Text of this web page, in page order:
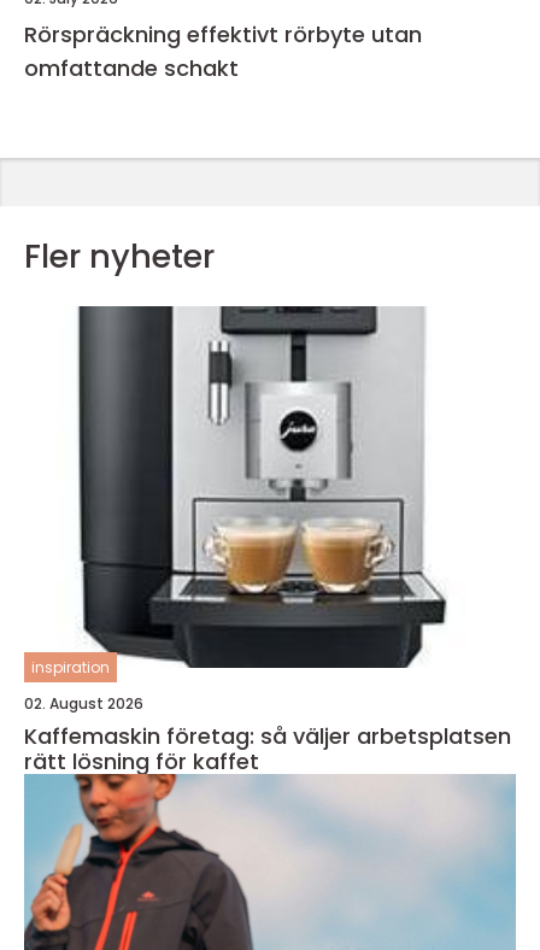
Rörspräckning effektivt rörbyte utan
omfattande schakt
Fler nyheter
inspiration
02. August 2026
Kaffemaskin företag: så väljer arbetsplatsen
rätt lösning för kaffet